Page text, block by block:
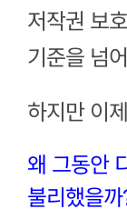
저작권 보
기준을 넘
하지만 이
왜 그동안
불리했을까